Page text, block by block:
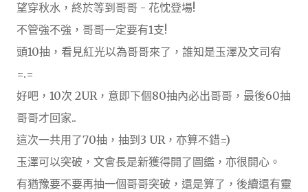
望穿秋水，終於等到哥哥 - 花忱登場!
不管強不強，哥哥一定要有1支!
頭10抽，看見紅光以為哥哥來了，誰知是玉澤及文司宥
=.=
好吧，10次 2UR，意即下個80抽內必出哥哥，最後60抽
哥哥才回家..
這次一共用了70抽，抽到3 UR，亦算不錯=)
玉澤可以突破，文會長是新獲得開了圖鑑，亦很開心。
有猶豫要不要再抽一個哥哥突破，還是算了，後續還有靈